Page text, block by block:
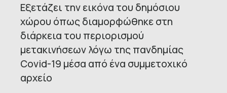
Εξετάζει την εικόνα του δημόσιου
χώρου όπως διαμορφώθηκε στη
διάρκεια του περιορισμού
μετακινήσεων λόγω της πανδημίας
Covid-19 μέσα από ένα συμμετοχικό
αρχείο